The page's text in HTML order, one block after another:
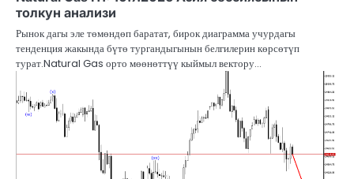
толкун анализи
Рынок дагы эле төмөндөп баратат, бирок диаграмма учурдагы
тенденция жакында бүтө тургандыгынын белгилерин көрсөтүп
турат.Natural Gas орто мөөнөттүү кыймыл вектору…